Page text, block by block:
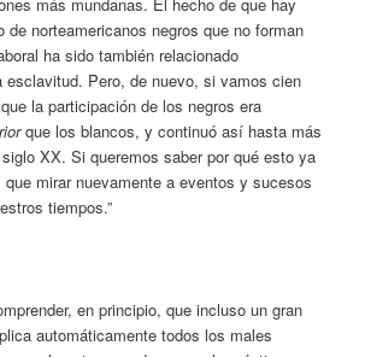
más mundanas. El hecho de que hay
de norteamericanos negros que no forman
ha sido también relacionado
esclavitud. Pero, de nuevo, si vamos cien
la participación de los negros era
que los blancos, y continuó así hasta más
XX. Si queremos saber por qué esto ya
mirar nuevamente a eventos y sucesos
tiempos.”
en principio, que incluso un gran
automáticamente todos los males